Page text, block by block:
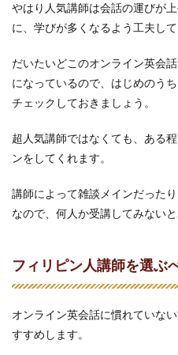
やはり人気講師は会話の運びが
に、学びが多くなるよう工夫して
だいたいどこのオンライン英会
になっているので、はじめのう
チェックしておきましょう。
超人気講師ではなくても、ある
ンをしてくれます。
講師によって雑談メインだった
なので、何人か受講してみない
フィリピン人講師を選ぶ
オンライン英会話に慣れていな
すすめします。